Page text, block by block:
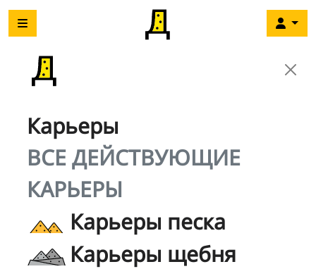
Карьеры
ВСЕ ДЕЙСТВУЮЩИЕ
КАРЬЕРЫ
Карьеры песка
Карьеры щебня